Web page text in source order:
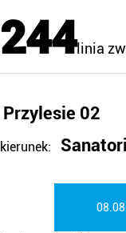
244linia
Przylesie 02
kierunek: